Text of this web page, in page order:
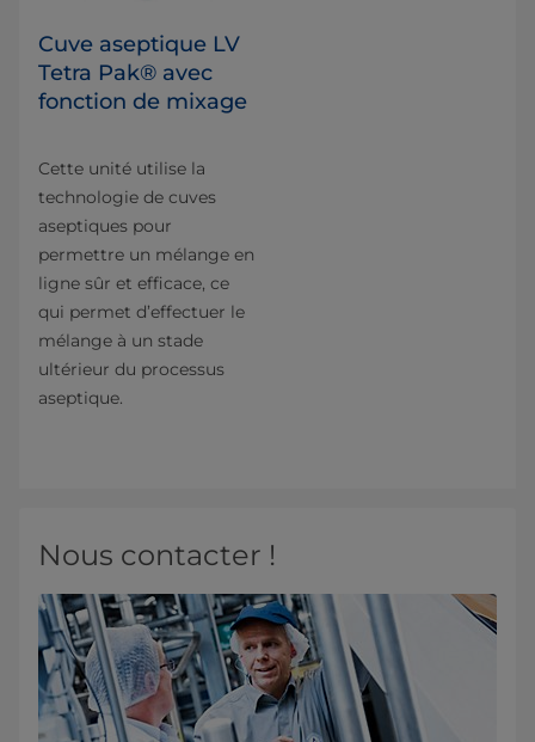
Cuve aseptique LV
Tetra Pak® avec
fonction de mixage
Cette unité utilise la
technologie de cuves
aseptiques pour
permettre un mélange en
ligne sûr et efficace, ce
qui permet d’effectuer le
mélange à un stade
ultérieur du processus
aseptique.
Nous contacter !